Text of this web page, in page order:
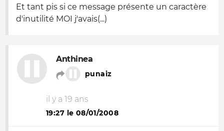
Et tant pis si ce message présente un caractère
d'inutilité MOI j'avais(...)
Anthinea
punaiz
il y a 19 ans
19:27 le 08/01/2008